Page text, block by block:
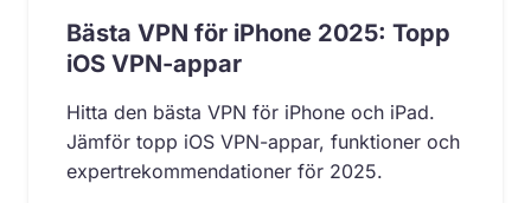
Bästa VPN för iPhone 2025: Topp
iOS VPN-appar
Hitta den bästa VPN för iPhone och iPad.
Jämför topp iOS VPN-appar, funktioner och
expertrekommendationer för 2025.